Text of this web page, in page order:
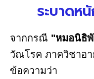
ระบาดห
จากกรณี "หมอนิธิ
วัณโรค ภาควิชาอ
ข้อความว่า